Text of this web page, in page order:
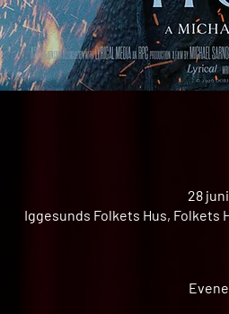
28
Iggesunds Folkets Hus, Folkets